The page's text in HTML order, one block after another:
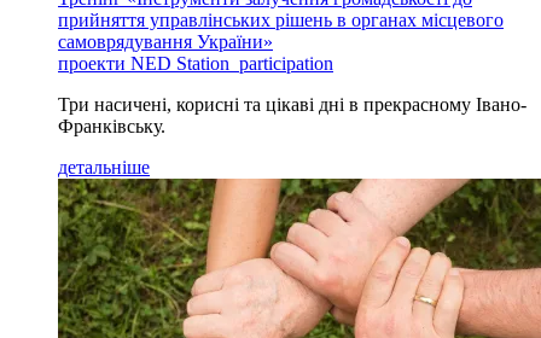
прийняття управлінських рішень в органах місцевого
самоврядування України»
проекти NED Station_participation
Три насичені, корисні та цікаві дні в прекрасному Івано-
Франківську.
детальніше